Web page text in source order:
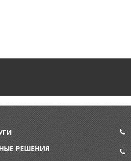
РЕШЕНИЯ